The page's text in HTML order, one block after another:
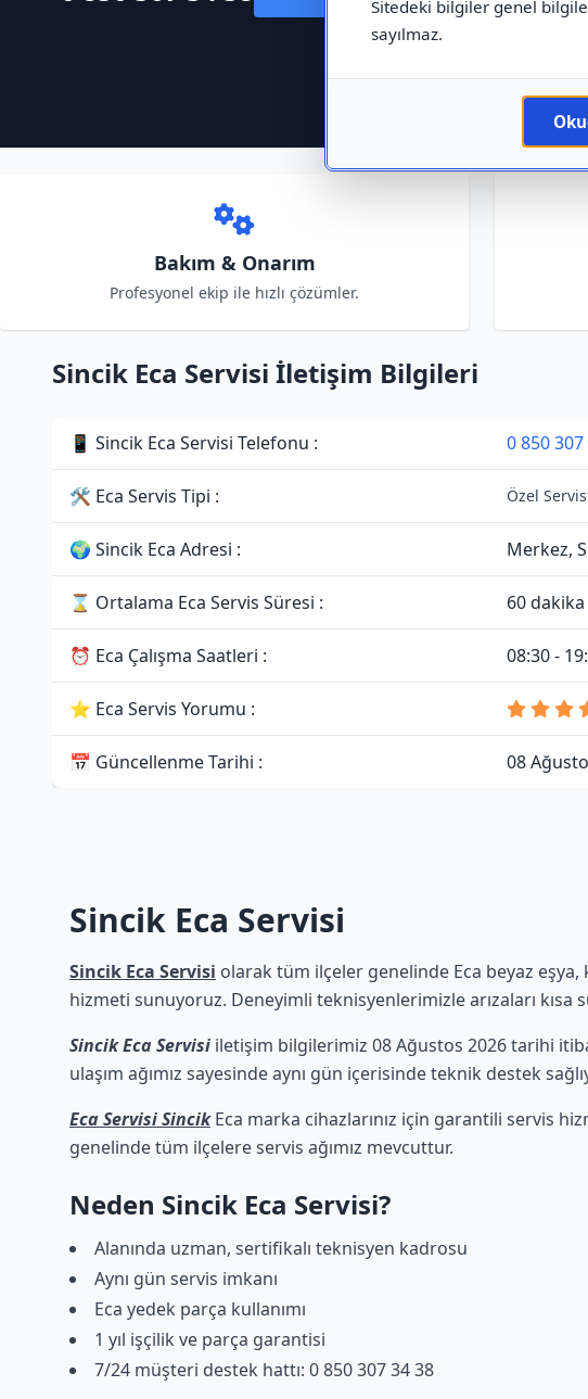
Sitedeki bilgiler genel
sayılmaz.
Bakım & Onarım
Profesyonel ekip ile hızlı çözümler.
Sincik Eca Servisi İletişim Bilgileri
📱 Sincik Eca Servisi Telefonu : 0 850
🛠 Eca Servis Tipi : Özel
🌍 Sincik Eca Adresi : Merkez,
⌛ Ortalama Eca Servis Süresi : 60 dakika
⏰ Eca Çalışma Saatleri : 08:30 -
⭐ Eca Servis Yorumu :
📅 Güncellenme Tarihi : 08
Sincik Eca Servisi
Sincik Eca Servisi olarak tüm ilçeler genelinde Eca beyaz
hizmeti sunuyoruz. Deneyimli teknisyenlerimizle arızaları
Sincik Eca Servisi iletişim bilgilerimiz 08 Ağustos 2026 tarihi
ulaşım ağımız sayesinde aynı gün içerisinde teknik destek
Eca Servisi SincikEca marka cihazlarınız için garantili servis
genelinde tüm ilçelere servis ağımız mevcuttur.
Neden Sincik Eca Servisi?
Alanında uzman, sertifikalı teknisyen kadrosu
Aynı gün servis imkanı
Eca yedek parça kullanımı
1 yıl işçilik ve parça garantisi
7/24 müşteri destek hattı: 0 850 307 34 38